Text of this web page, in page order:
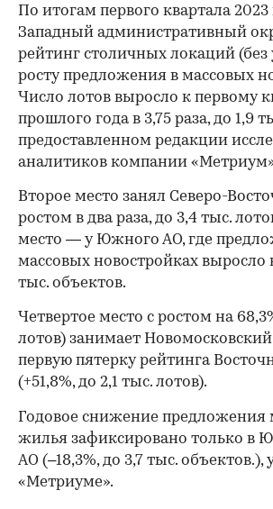
По итогам первого квартала
Западный административный
рейтинг столичных локаций (без
росту предложения в массовых
Число лотов выросло к первому
прошлого года в 3,75 раза, до 1,9
предоставленном редакции
аналитиков компании
Второе место занял Северо-
ростом в два раза, до 3,4 тыс.
место — у Южного АО, где
массовых новостройках выросло
тыс. объектов.
Четвертое место с ростом на
лотов) занимает
первую пятерку рейтинга
(+51,8%, до 2,1 тыс. лотов).
Годовое снижение предложения
жилья зафиксировано только в
АО (–18,3%, до 3,7 тыс. объектов.),
«Метриуме».